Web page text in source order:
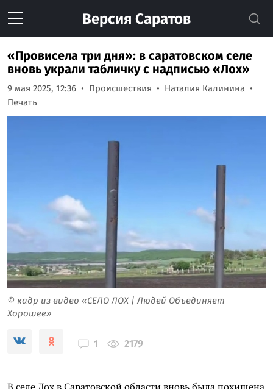
Версия Саратов
«Провисела три дня»: в саратовском селе
вновь украли табличку с надписью «Лох»
9 мая 2025, 12:36 Происшествия
Наталия Калинина
Печать
© кадр из видео «СЕЛО ЛОХ | Людей Объединяет
Хорошее»
1 2179